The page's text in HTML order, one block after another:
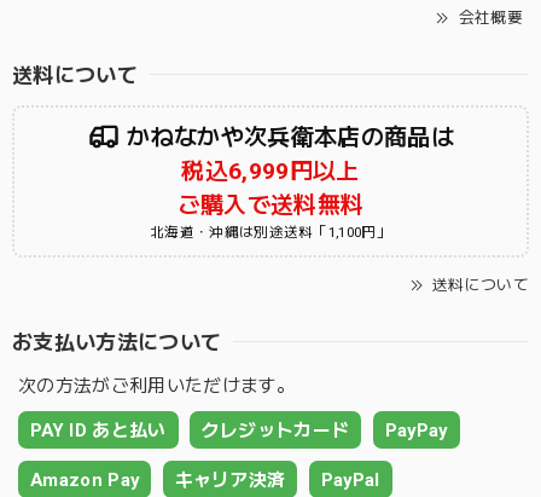
会社概要
送料について
かねなかや次兵衛本店の商品は
税込6,999円以上
ご購入で送料無料
北海道・沖縄は別途送料「1,100円」
送料について
お支払い方法について
次の方法がご利用いただけます。
PAY ID あと払い クレジットカード PayPay
Amazon Pay キャリア決済 PayPal